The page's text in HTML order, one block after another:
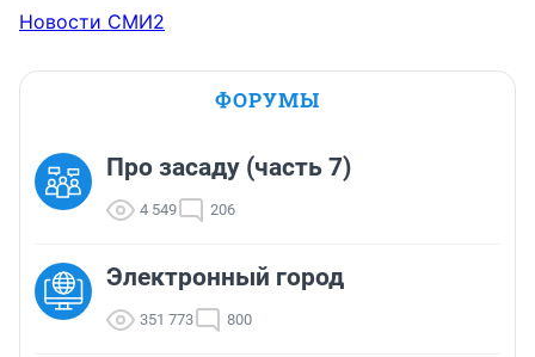
Новости СМИ2
ФОРУМЫ
Про засаду (часть 7)
4 549 206
Электронный город
351 773 800